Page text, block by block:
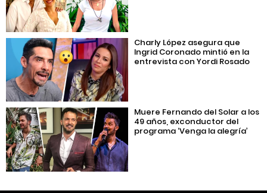
Charly López asegura que
Ingrid Coronado mintió en la
entrevista con Yordi Rosado
Muere Fernando del Solar a los
49 años, exconductor del
programa ‘Venga la alegría’